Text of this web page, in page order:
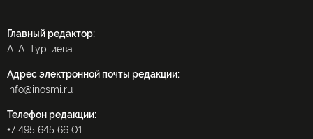
Главный редактор:
А. А. Тургиева
Адрес электронной почты редакции:
info@inosmi.ru
Телефон редакции:
+7 495 645 66 01